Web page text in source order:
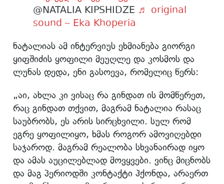
@NATALIA KIPSHIDZE ♬ original
sound – Eka Khoperia
ნატალიას ამ ინტერვიუს ეხმიანება გიორგი
ყიფშიძის ყოფილი მეუღლე და კოსმოს და
ლუნას დედა, ენი გასოევა, რომელიც წერს:
„აი, ახლა კი ვი­საც რა გინ­დათ ის მომ­წე­რეთ,
რაც გინ­დათ თქვით, მაგ­რამ ნა­ტა­ლია რა­საც
სა­უბ­რობს, ეს არის სირ­ცხვი­ლი. სულ რომ
ეგრე ყო­ფი­ლი­ყო, ხმას რო­გორ ამო­ვი­ღებ­დი
სა­ჯა­როდ. მაგ­რამ რე­ა­ლო­ბა სხვა­ნა­ი­რად იყო
და ამას აუ­ცი­ლებ­ლად მოვ­ყვე­ბი. ვინც მიც­ნობს
და მაგ პე­რი­ოდ­ში კონ­ტაქ­ტი ჰქონ­და, არა­ერთ